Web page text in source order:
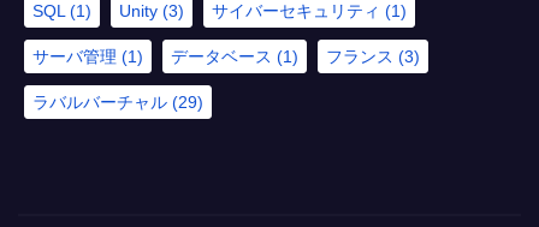
SQL (1) Unity (3) サイバーセキュリティ (1)
サーバ管理 (1) データベース (1) フランス (3)
ラバルバーチャル (29)